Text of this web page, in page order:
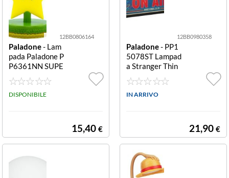
12BB0806164
Paladone- Lam
pada Paladone P
P6361NN SUPE
R MARIO Star S
tar
DISPONIBILE
15,40 €
12BB0980358
Paladone- PP1
5078ST Lampad
a Stranger Thin
gs On Air Light
On air light
IN ARRIVO
21,90 €